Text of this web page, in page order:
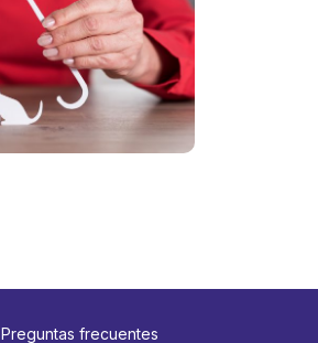
cuidar su
gastos
inesperados
Preguntas frecuentes